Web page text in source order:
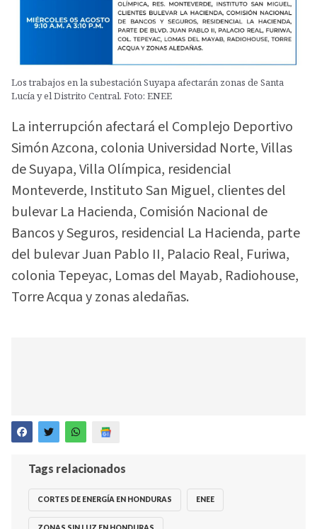
Los trabajos en la subestación Suyapa afectarán zonas de Santa
Lucía y el Distrito Central. Foto: ENEE
La interrupción afectará el Complejo Deportivo
Simón Azcona, colonia Universidad Norte, Villas
de Suyapa, Villa Olímpica, residencial
Monteverde, Instituto San Miguel, clientes del
bulevar La Hacienda, Comisión Nacional de
Bancos y Seguros, residencial La Hacienda, parte
del bulevar Juan Pablo II, Palacio Real, Furiwa,
colonia Tepeyac, Lomas del Mayab, Radiohouse,
Torre Acqua y zonas aledañas.
Tags relacionados
CORTES DE ENERGÍA EN HONDURAS ENEE